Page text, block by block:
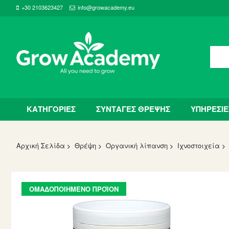
+30 2103623427 info@growacademy.eu
ΚΑΤΗΓΟΡΙΕΣ ΣΥΝΤΑΓΕΣ ΘΡΕΨΗΣ
Αρχική Σελίδα Θρέψη Οργανική λίπανση Ιχνοστοιχεία
Skip
to
ΟΜΑΔΟΠΟΙΗΜΈΝΟ ΠΡΟΪΌΝ